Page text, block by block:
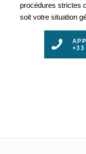
procédures strictes
soit votre situation
+33